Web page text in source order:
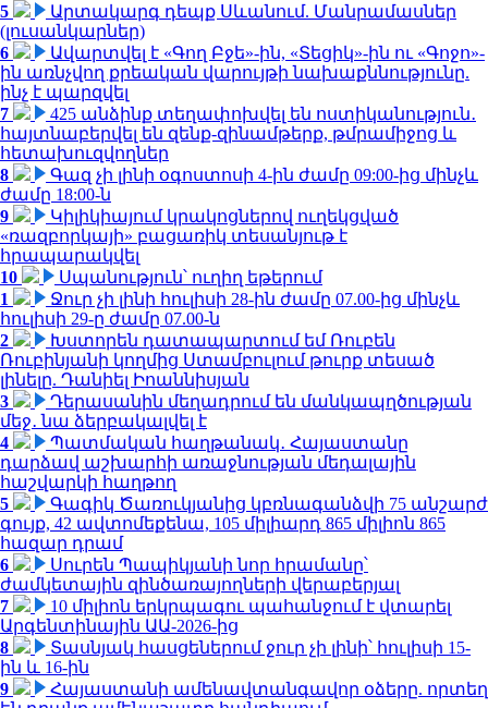
5
Արտակարգ դեպք Սևանում. Մանրամասներ
(լուսանկարներ)
6
Ավարտվել է «Գող Բջե»-ին, «Տեցիկ»-ին ու «Գոջո»-
ին առնչվող քրեական վարույթի նախաքննությունը.
ինչ է պարզվել
7
425 անձինք տեղափոխվել են ոստիկանություն․
հայտնաբերվել են զենք-զինամթերք, թմրամիջոց և
հետախուզվողներ
8
Գազ չի լինի օգոստոսի 4-ին ժամը 09:00-ից մինչև
ժամը 18:00-ն
9
Կիլիկիայում կրակոցներով ուղեկցված
«ռազբորկայի» բացառիկ տեսանյութ է
հրապարակվել
10
Սպանություն՝ ուղիղ եթերում
1
Ջուր չի լինի հուլիսի 28-ին ժամը 07.00-ից մինչև
հուլիսի 29-ը ժամը 07.00-ն
2
Խստորեն դատապարտում եմ Ռուբեն
Ռուբինյանի կողմից Ստամբուլում թուրք տեսած
լինելը. Դանիել Իոաննիսյան
3
Դերասանին մեղադրում են մանկապղծության
մեջ․ նա ձերբակալվել է
4
Պատմական հաղթանակ․ Հայաստանը
դարձավ աշխարհի առաջնության մեդալային
հաշվարկի հաղթող
5
Գագիկ Ծառուկյանից կբռնագանձվի 75 անշարժ
գույք, 42 ավտոմեքենա, 105 միլիարդ 865 միլիոն 865
հազար դրամ
6
Սուրեն Պապիկյանի նոր հրամանը՝
ժամկետային զինծառայողների վերաբերյալ
7
10 միլիոն երկրպագու պահանջում է վտարել
Արգենտինային ԱԱ-2026-ից
8
Տասնյակ հասցեներում ջուր չի լինի՝ հուլիսի 15-
ին և 16-ին
9
Հայաստանի ամենավտանգավոր օձերը. որտեղ